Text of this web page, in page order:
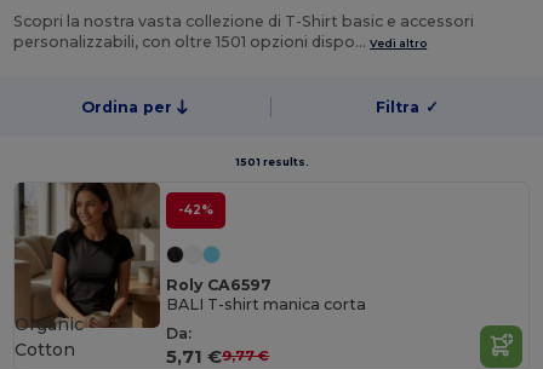
Scopri la nostra vasta collezione di T-Shirt basic e accessori
personalizzabili, con oltre 1501 opzioni dispo…Vedi altro
Ordina per Filtra ✓
1501 results.
-42%
Roly CA6597
BALI T-shirt manica corta
Da:
5,71 €9,77 €
Organic
Cotton